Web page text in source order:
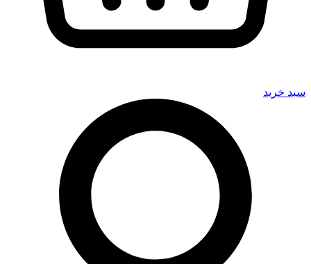
سبد خرید